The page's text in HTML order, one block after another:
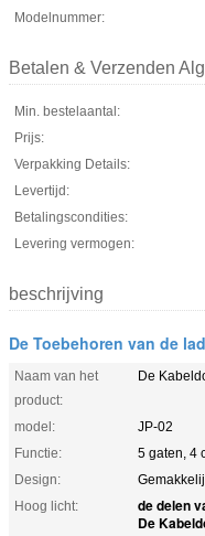
Modelnummer:
Betalen & Verzenden
Min. bestelaantal:
Prijs:
Verpakking Details:
Levertijd:
Betalingscondities:
Levering vermogen:
beschrijving
De Toebehoren van de
Naam van het
product:
De
model:
JP-02
Functie:
5 gaten, 4
Design:
Hoog licht:
de delen
De